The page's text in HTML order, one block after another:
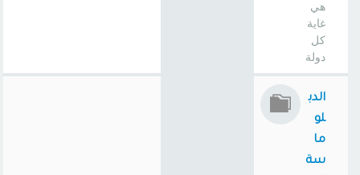
هي
غاية
كل
دولة
الدب
لو
ما
سة